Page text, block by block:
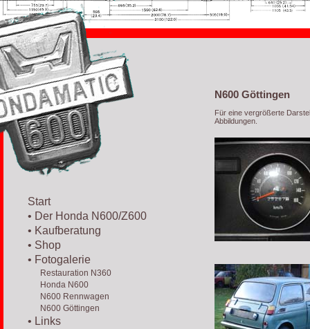
Start
• Der Honda N600/Z600
• Kaufberatung
• Shop
• Fotogalerie
Restauration N360
Honda N600
N600 Rennwagen
N600 Göttingen
• Links
N600 Göttingen
Für eine vergrößerte
Abbildungen.